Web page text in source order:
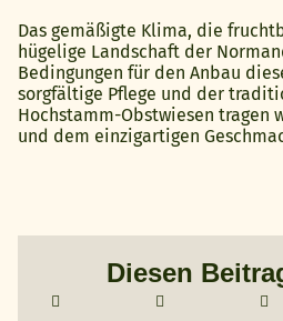
Das gemäßigte Klima, die
hügelige Landschaft der
Bedingungen für den Anbau
sorgfältige Pflege und der
Hochstamm-Obstwiesen tragen
und dem einzigartigen
Diesen